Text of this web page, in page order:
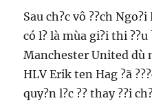
Sau ch?c vô ??ch
có l? là mùa gi?i thi
Manchester United dù
HLV Erik ten Hag ?ã
quy?n l?c ?? thay ??i